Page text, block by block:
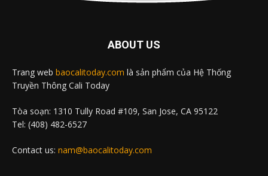
ABOUT US
Trang web baocalitoday.com là sản phẩm của Hệ Thống
Truyền Thông Cali Today
Tòa soạn: 1310 Tully Road #109, San Jose, CA 95122
Tel: (408) 482-6527
Contact us: nam@baocalitoday.com